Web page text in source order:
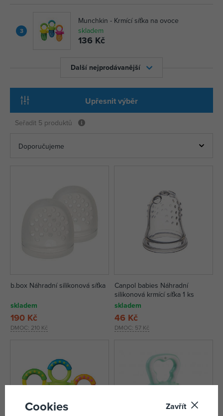
3
Munchkin - Krmící síťka na ovoce
skladem
136 Kč
Další nejprodávanější
Upřesnit výběr
Seřadit 5 produktů
b.box Náhradní silikonová síťka
skladem
DMOC: 210 Kč
190 Kč
Canpol babies Náhradní
silikonová krmící síťka 1 ks
skladem
DMOC: 57 Kč
46 Kč
Cookies Zavřít